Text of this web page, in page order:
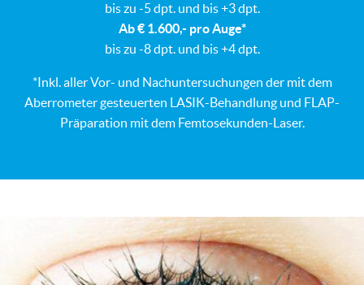
bis zu -5 dpt. und bis +3 dpt.
Ab € 1.600,- pro Auge*
bis zu -8 dpt. und bis +4 dpt.
*Inkl. aller Vor- und Nachuntersuchungen der mit dem
Aberrometer gesteuerten LASIK-Behandlung und FLAP-
Präparation mit dem Femtosekunden-Laser.